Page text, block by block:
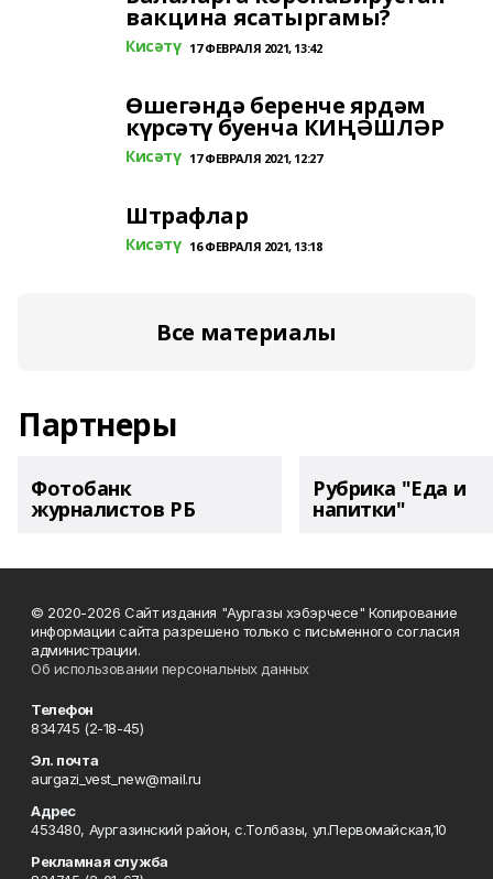
вакцина ясатыргамы?
Кисәтү 17 ФЕВРАЛЯ 2021, 13:42
Өшегәндә беренче ярдәм
күрсәтү буенча КИҢӘШЛӘР
Кисәтү 17 ФЕВРАЛЯ 2021, 12:27
Штрафлар
Кисәтү 16 ФЕВРАЛЯ 2021, 13:18
Все материалы
Партнеры
Фотобанк
журналистов РБ
Рубрика "Еда и
напитки"
© 2020-2026 Сайт издания "Аургазы хэбэрчесе" Копирование
информации сайта разрешено только с письменного согласия
администрации.
Об использовании персональных данных
Телефон
834745 (2-18-45)
Эл. почта
aurgazi_vest_new@mail.ru
Адрес
453480, Аургазинский район, с.Толбазы, ул.Первомайская,10
Рекламная служба